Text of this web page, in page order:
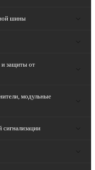
шины
и защиты от
модульные
сигнализации